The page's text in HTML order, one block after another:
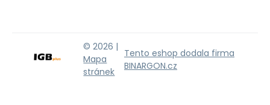
© 2026 |
Mapa
stránek
Tento eshop dodala firma
BINARGON.cz